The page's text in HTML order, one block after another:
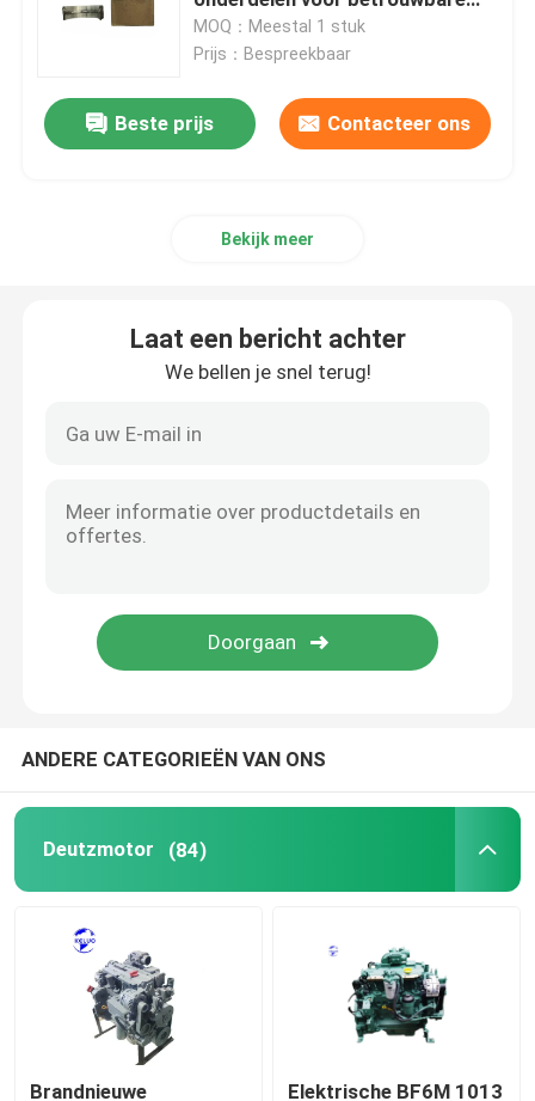
Hydraulische pomp
REISversnellingsbak
Perkins Engine
Weichaimotor
Dieselmotordelen
Minigraafwerktuig
Vibratieroller
boormachine
werking
MOQ：Meestal 1 stuk
Prijs：Bespreekbaar
Beste prijs Contacteer ons
Bekijk meer
Laat een bericht achter
We bellen je snel terug!
ANDERE CATEGORIEËN VAN ONS
Deutzmotor (84)
Brandnieuwe
Elektrische BF6M 1013